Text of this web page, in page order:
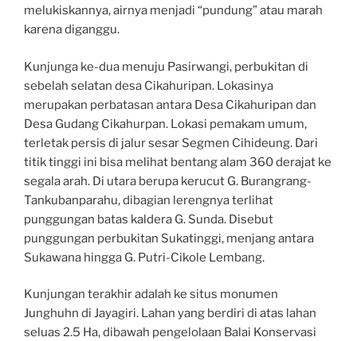
melukiskannya, airnya menjadi “pundung” atau marah
karena diganggu.
Kunjunga ke-dua menuju Pasirwangi, perbukitan di
sebelah selatan desa Cikahuripan. Lokasinya
merupakan perbatasan antara Desa Cikahuripan dan
Desa Gudang Cikahurpan. Lokasi pemakam umum,
terletak persis di jalur sesar Segmen Cihideung. Dari
titik tinggi ini bisa melihat bentang alam 360 derajat ke
segala arah. Di utara berupa kerucut G. Burangrang-
Tankubanparahu, dibagian lerengnya terlihat
punggungan batas kaldera G. Sunda. Disebut
punggungan perbukitan Sukatinggi, menjang antara
Sukawana hingga G. Putri-Cikole Lembang.
Kunjungan terakhir adalah ke situs monumen
Junghuhn di Jayagiri. Lahan yang berdiri di atas lahan
seluas 2.5 Ha, dibawah pengelolaan Balai Konservasi